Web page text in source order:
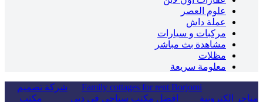
علوم العصر
عملة داش
مركبات و سيارات
مشاهدة بث مباشر
مظلات
معلومة سريعة
Family cottages for rent Borjomi
شركة تصميم
متاجر الكترونية
افضل مكتب سياحي في دبي
مكتب